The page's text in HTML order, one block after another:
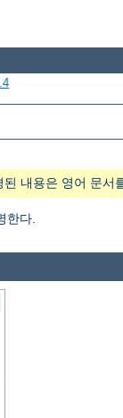
내용은 영어 문서
한다.